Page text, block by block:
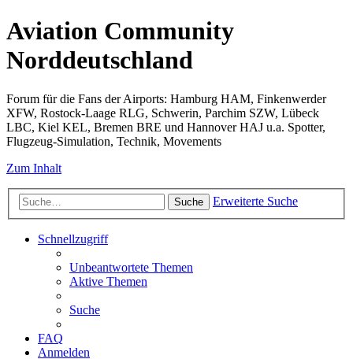
Aviation Community
Norddeutschland
Forum für die Fans der Airports: Hamburg HAM, Finkenwerder
XFW, Rostock-Laage RLG, Schwerin, Parchim SZW, Lübeck
LBC, Kiel KEL, Bremen BRE und Hannover HAJ u.a. Spotter,
Flugzeug-Simulation, Technik, Movements
Zum Inhalt
Suche Erweiterte Suche
Schnellzugriff
Unbeantwortete Themen
Aktive Themen
Suche
FAQ
Anmelden